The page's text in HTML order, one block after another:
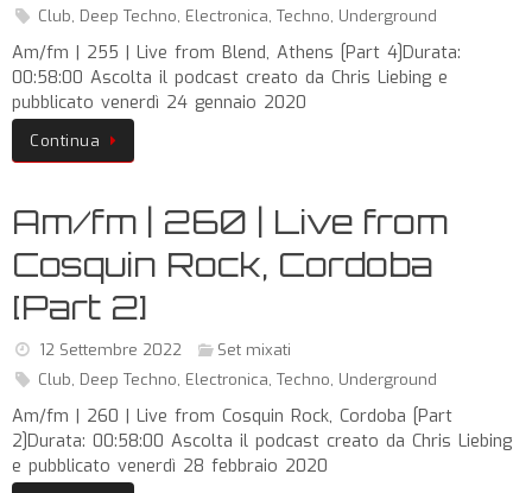
Club, Deep Techno, Electronica, Techno, Underground
Am/fm | 255 | Live from Blend, Athens [Part 4]Durata:
00:58:00 Ascolta il podcast creato da Chris Liebing e
pubblicato venerdì 24 gennaio 2020
Continua
Am/fm | 260 | Live from
Cosquin Rock, Cordoba
[Part 2]
12 Settembre 2022
Set mixati
Club, Deep Techno, Electronica, Techno, Underground
Am/fm | 260 | Live from Cosquin Rock, Cordoba [Part
2]Durata: 00:58:00 Ascolta il podcast creato da Chris Liebing
e pubblicato venerdì 28 febbraio 2020